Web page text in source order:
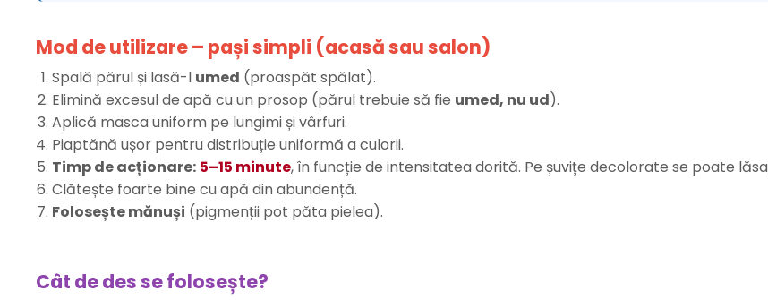
Mod de utilizare – pași simpli (acasă sau salon)
Spală părul și lasă-l umed (proaspăt spălat).
Elimină excesul de apă cu un prosop (părul trebuie să fie umed, nu ud).
Aplică masca uniform pe lungimi și vârfuri.
Piaptănă ușor pentru distribuție uniformă a culorii.
Timp de acționare: 5–15 minute, în funcție de intensitatea dorită. Pe șuvițe decolorate se poate lăsa
Clătește foarte bine cu apă din abundență.
Folosește mănuși (pigmenții pot păta pielea).
Cât de des se folosește?